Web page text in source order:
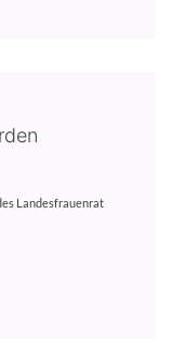
Landesfrauenrat